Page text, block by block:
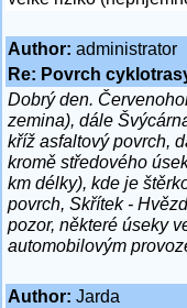
Author: administrator
Re: Povrch
Dobrý den.
zemina), dále
kříž asfaltový povrch,
kromě středového
km délky), kde je
povrch, Skřítek -
pozor, některé úseky
automobilovým
Author: Jarda